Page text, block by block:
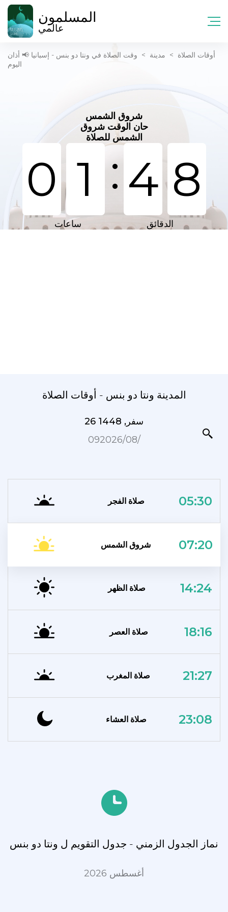
المسلمون
عالمي
أوقات الصلاة > مدينة > وقت الصلاة في ونتا دو بنس - إسبانيا 📢 أذان
اليوم
شروق الشمس
حان الوقت شروق
الشمس للصلاة
0 1 : 4 8
ساعات الدقائق
المدينة ونتا دو بنس - أوقات الصلاة
26 سفر, 1448
09‏/08‏/2026
صلاة الفجر 05:30
شروق الشمس 07:20
صلاة الظهر 14:24
صلاة العصر 18:16
صلاة المغرب 21:27
صلاة العشاء 23:08
نماز الجدول الزمني - جدول التقويم ل ونتا دو بنس
أغسطس 2026